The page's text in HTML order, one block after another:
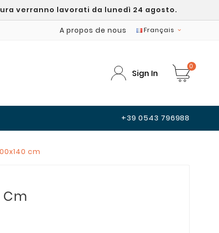
verranno lavorati da lunedì 24 agosto.
A propos de nous Français 
Sign In
0
+39 0543 796988
cm
Cm